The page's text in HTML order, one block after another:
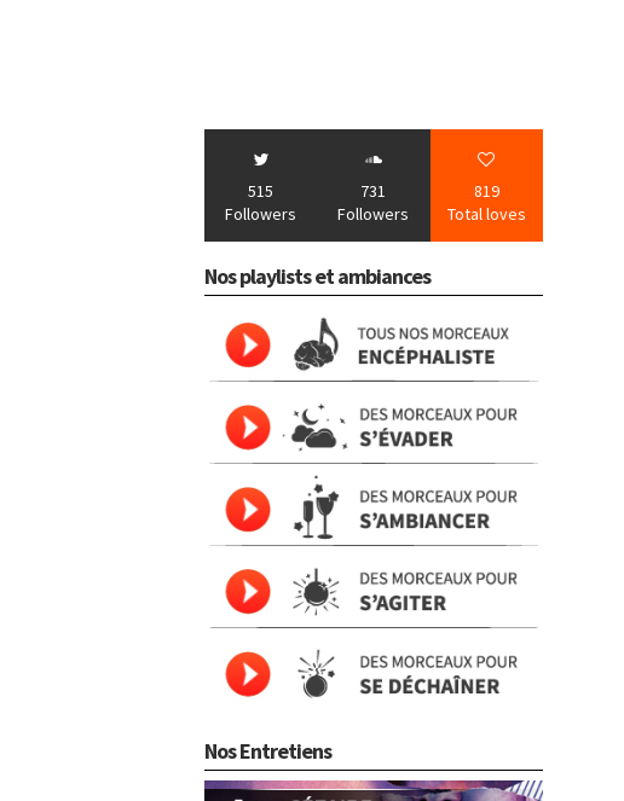
515
Followers
731
Followers
819
Total loves
Nos playlists et ambiances
Nos Entretiens